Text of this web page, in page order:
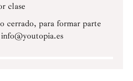
clase
cerrado, para formar parte